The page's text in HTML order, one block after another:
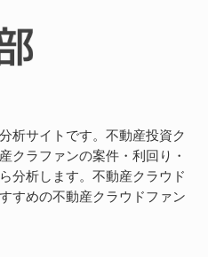
析サイトです。不動産投資ク
クラファンの案件・利回り・
分析します。不動産クラウド
すめの不動産クラウドファン